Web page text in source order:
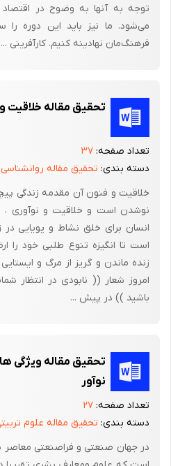
- چه احساسی نسبت به ساختن
- دوست داری چه چیزی را درست کنی؟
- دوست داری ...
در این مثال، خود کودک و احساسات
است. به او امکان داده می­شود هر
طور که ما دوست داریم. ممکن است
باشد جهت انگیزه کودک بیرونی
چیزی غیر از احساسات و
و محیط به او می­دهند. بنابراین در
خود کودک واگذار می­شود. اما در
بیاید که شاید کودکان توقع
محدودیت نتوانیم ابزار یا امکانات
- نباید با تحکم به کودک فهماند که
- باید کودک را ترغیب کرد که
تو دوست داری کدام را انتخاب کنی؟
- حتی اگر کودک دست به انتخاب نزد،
توجه به آنها به وضوح در
می‌شود. ما نیز باید این دوره را
فرهنگ‌مان نهادینه کنیم. کارآفرینی ...
تحقیق مقاله خلاقیت
تعداد صفحه: ۳۷
دسته بندی: تحقیق مقاله روانشناسی
خلاقیت و فنون آن مقدمه زندگی
نوشدن است و خلاقیت و نوآوری ،
انسان برای خلق نشاط و پویایی در
است تا انگیزه تنوع طلبی خود را
زنده ماندن و گریز از مرگ و
امروز شعار (( نابودی در انتظار
باشید )) در پیش ...
تحقیق مقاله ویژگی
نوآور
تعداد صفحه: ۲۷
دسته بندی: تحقیق مقاله علوم
در جهان صنعتی و فراصنعتی معاصر